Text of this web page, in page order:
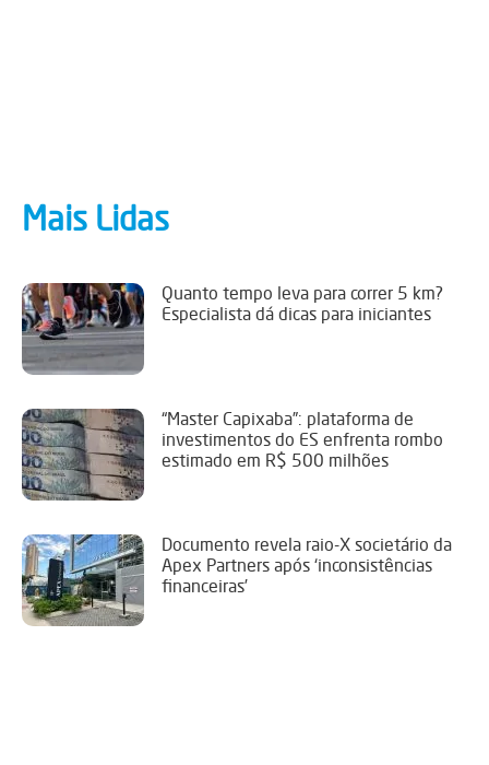
Mais Lidas
Quanto tempo leva para correr 5 km?
Especialista dá dicas para iniciantes
“Master Capixaba”: plataforma de
investimentos do ES enfrenta rombo
estimado em R$ 500 milhões
Documento revela raio-X societário da
Apex Partners após ‘inconsistências
financeiras’